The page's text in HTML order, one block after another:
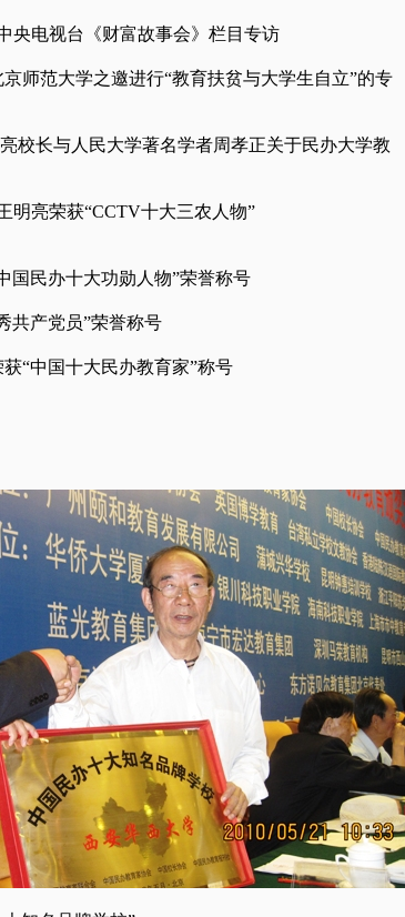
电视台《财富故事会》栏目专访
范大学之邀进行“教育扶贫与大学生自立”的专
长与人民大学著名学者周孝正关于民办大学教
明亮荣获“CCTV十大三农人物”
国民办十大功勋人物”荣誉称号
产党员”荣誉称号
“中国十大民办教育家”称号